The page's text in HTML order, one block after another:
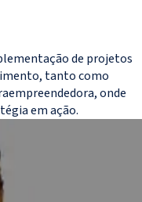
de projetos
tanto como
onde
em ação.